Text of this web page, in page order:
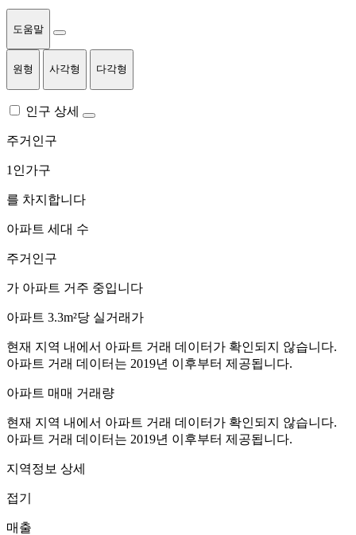
도움말
원형 사각형 다각형
인구 상세
주거인구
1인가구
를 차지합니다
아파트 세대 수
주거인구
가 아파트 거주 중입니다
아파트 3.3m²당 실거래가
현재 지역 내에서 아파트 거래 데이터가 확인되지 않습니다.
아파트 거래 데이터는 2019년 이후부터 제공됩니다.
아파트 매매 거래량
현재 지역 내에서 아파트 거래 데이터가 확인되지 않습니다.
아파트 거래 데이터는 2019년 이후부터 제공됩니다.
지역정보 상세
접기
매출